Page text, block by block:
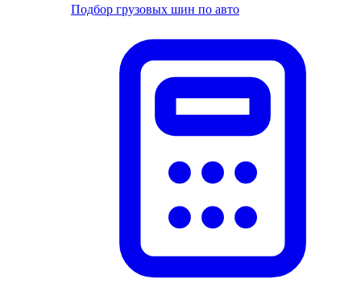
Подбор грузовых шин по авто